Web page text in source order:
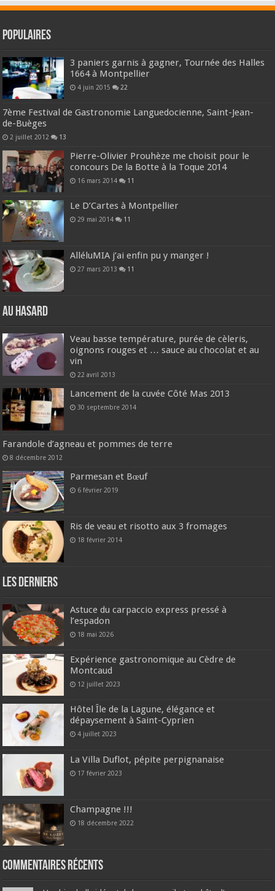
Populaires
3 paniers garnis à gagner, Tournée des Halles
1664 à Montpellier
4 juin 2015 22
7ème Festival de Gastronomie Languedocienne, Saint-Jean-
de-Buèges
2 juillet 2012 13
Pierre-Olivier Prouhèze me choisit pour le
concours De la Botte à la Toque 2014
16 mars 2014 11
Le D’Cartes à Montpellier
29 mai 2014 11
AlléluMIA j’ai enfin pu y manger !
27 mars 2013 11
Au hasard
Veau basse température, purée de cèleris,
oignons rouges et … sauce au chocolat et au
vin
22 avril 2013
Lancement de la cuvée Côté Mas 2013
30 septembre 2014
Farandole d’agneau et pommes de terre
8 décembre 2012
Parmesan et Bœuf
6 février 2019
Ris de veau et risotto aux 3 fromages
18 février 2014
Les derniers
Astuce du carpaccio express pressé à
l’espadon
18 mai 2026
Expérience gastronomique au Cèdre de
Montcaud
12 juillet 2023
Hôtel Île de la Lagune, élégance et
dépaysement à Saint-Cyprien
4 juillet 2023
La Villa Duflot, pépite perpignanaise
17 février 2023
Champagne !!!
18 décembre 2022
Commentaires récents